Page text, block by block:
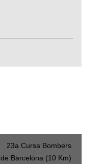
23a Cursa Bombers
de Barcelona (10 Km)